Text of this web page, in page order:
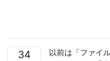
34
以前は「ファイ